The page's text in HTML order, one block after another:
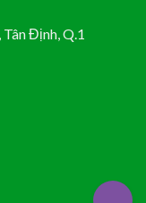
Tân Định, Q.1